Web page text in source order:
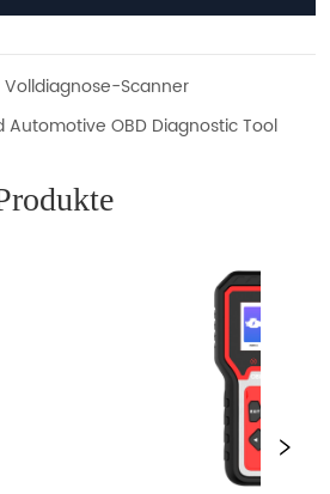
Volldiagnose-Scanner
Automotive OBD Diagnostic Tool